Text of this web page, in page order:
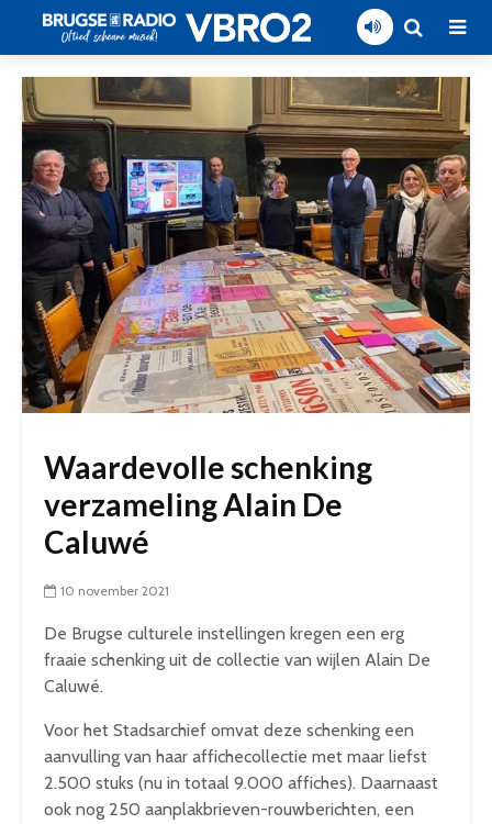
Waardevolle schenking
verzameling Alain De
Caluwé
10 november 2021
De Brugse culturele instellingen kregen een erg
fraaie schenking uit de collectie van wijlen Alain De
Caluwé.
Voor het Stadsarchief omvat deze schenking een
aanvulling van haar affichecollectie met maar liefst
2.500 stuks (nu in totaal 9.000 affiches). Daarnaast
ook nog 250 aanplakbrieven-rouwberichten, een